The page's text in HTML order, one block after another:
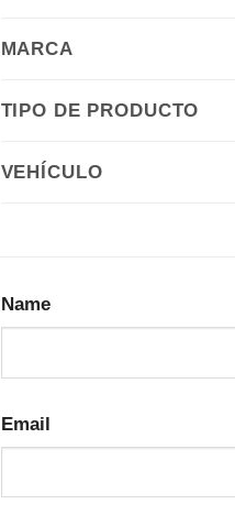
MARCA
TIPO DE PRODUCTO
VEHÍCULO
Name
Email